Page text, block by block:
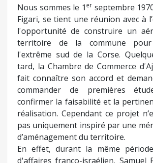
Nous sommes le 1 erseptembre
Figari, se tient une réunion avec à
l'opportunité de construire un
territoire de la commune pour
l'extrême sud de la Corse.
tard, la Chambre de Commerce
fait connaître son accord et
commander de premières
confirmer la faisabilité et la
réalisation. Cependant ce projet
pas uniquement inspiré par une
d’aménagement du territoire.
En effet, durant la même
d'affaires franco-israélien, Samuel